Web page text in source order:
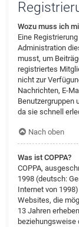
Wozu muss ich
Eine
Administration
musst, um
registriertes
nicht zur
Nachrichten, E-
Benutzergruppen
da sie schnell
Nach oben
Was ist COPPA?
COPPA,
1998 (deutsch:
Internet von
Websites, die
13 Jahren
beziehungsweise